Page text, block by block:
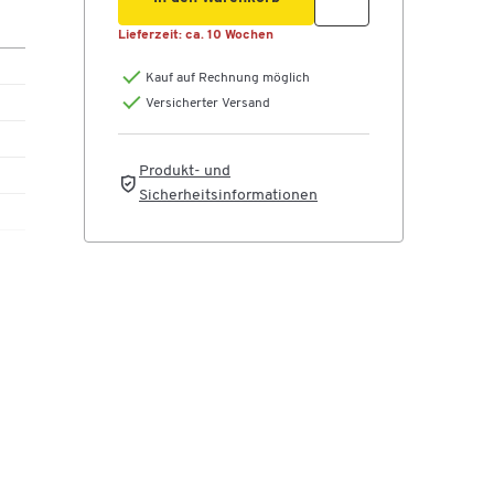
Lieferzeit: ca. 10 Wochen
Kauf auf Rechnung möglich
Versicherter Versand
Produkt- und
Sicherheitsinformationen